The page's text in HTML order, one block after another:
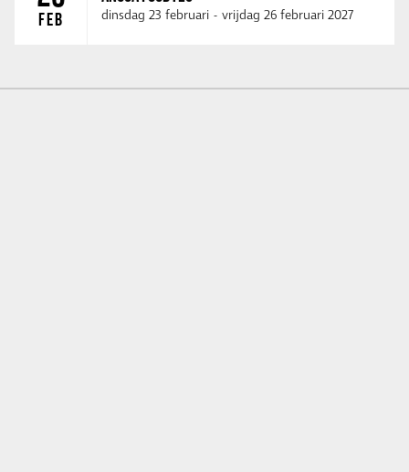
FEB dinsdag 23 februari - vrijdag 26 februari 2027